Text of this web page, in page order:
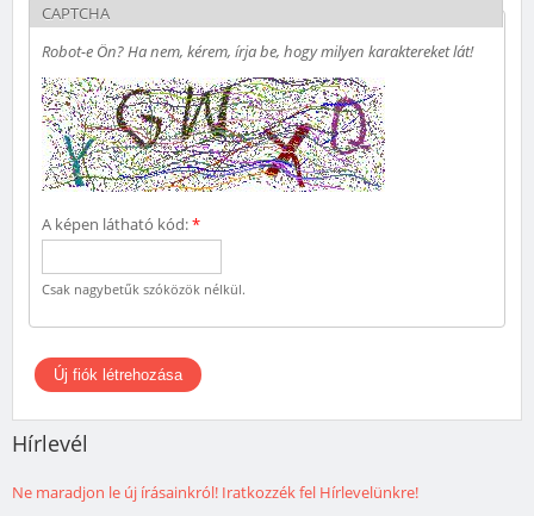
CAPTCHA
Robot-e Ön? Ha nem, kérem, írja be, hogy milyen karaktereket lát!
A képen látható kód:*
Csak nagybetűk szóközök nélkül.
Hírlevél
Ne maradjon le új írásainkról! Iratkozzék fel Hírlevelünkre!